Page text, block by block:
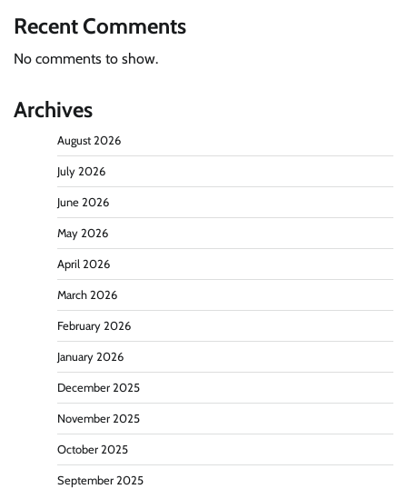
Recent Comments
No comments to show.
Archives
August 2026
July 2026
June 2026
May 2026
April 2026
March 2026
February 2026
January 2026
December 2025
November 2025
October 2025
September 2025